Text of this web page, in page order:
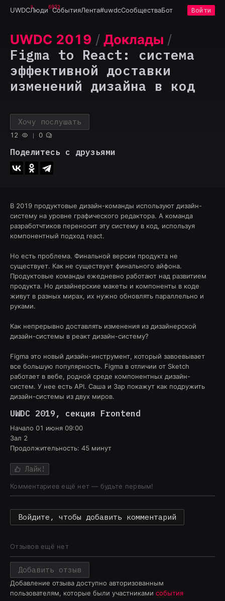
UWDCЛюди6932
СобытияЛента#uwdcСообществаБот Войти
UWDC 2019 / Доклады /
Figma to React: система
эффективной доставки
изменений дизайна в код
Хочу послушать
12 0
Поделитесь с друзьями
В 2019 продуктовые дизайн-команды используют дизайн-
систему на уровне графического редактора. А команда
разработчтиков переносит эту систему в код, используя
компонентный подход react.
Но есть проблема. Финальной версии продукта не
существует. Как не существует финального айфона.
Продуктовые команды ежедневно работают над развитием
продукта. Но дизайнерские макеты и компоненты в коде
живут в разных мирах, их нужно обновлять параллельно и
руками.
Как непрерывно доставлять изменения из дизайнерской
дизайн-системы в реакт дизайн-систему?
Figma это новый дизайн-инструмент, который завоевывает
все большую популярность. Figma в отличии от Sketch
работает в вебе, родной среде компонентных дизайн-
систем. У нее есть API. Саша и Зар покажут как подружить
дизайн-системы из двух миров.
UWDC 2019, секция Frontend
Начало 01 июня 09:00
Зал 2
Продолжительность: 45 минут
Лайк!
Комментариев ещё нет — будьте первым!
Войдите, чтобы добавить комментарий
Отзывов ещё нет
Добавить отзыв
Добавление отзыва доступно авторизованным
пользователям, которые были участниками события